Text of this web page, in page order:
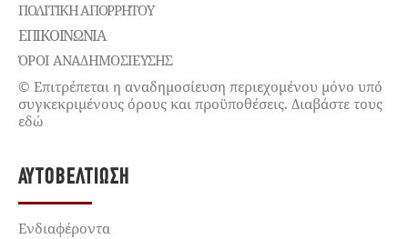
ΠΟΛΙΤΙΚΉ ΑΠΟΡΡΉΤΟΥ
ΕΠΙΚΟΙΝΩΝΊΑ
ΌΡΟΙ ΑΝΑΔΗΜΟΣΙΕΥΣΗΣ
© Επιτρέπεται η αναδημοσίευση περιεχομένου μόνο υπό
συγκεκριμένους όρους και προϋποθέσεις. Διαβάστε τους
εδώ
ΑΥΤΟΒΕΛΤΊΩΣΗ
Ενδιαφέροντα